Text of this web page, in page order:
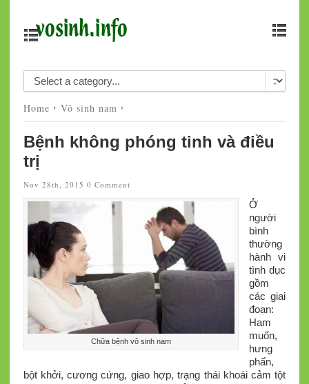
Home Vô sinh nam
Bệnh không phóng tinh và điều
trị
Nov 28th, 2015 0 Comment
Chữa bệnh vô sinh nam
Ở
người
bình
thường
hành vi
tình dục
gồm
các giai
đoạn:
Ham
muốn,
hưng
phấn,
bột khởi, cương cứng, giao hợp, trạng thái khoái cảm tột